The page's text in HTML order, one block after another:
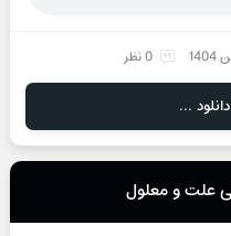
0 نظر
...
علت و معلول